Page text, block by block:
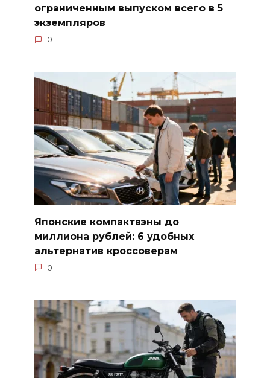
ограниченным выпуском всего в 5
экземпляров
0
Японские компактвэны до
миллиона рублей: 6 удобных
альтернатив кроссоверам
0